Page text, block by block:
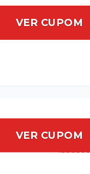
VER CUPOM
VER CUPOM